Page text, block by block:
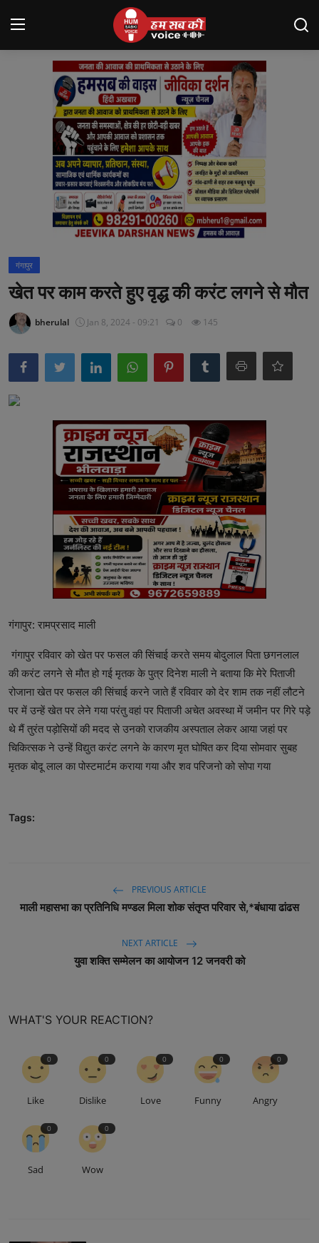
Login Register
About us
शाहपुरा
सरवाड़
राजस्थान
गंगापुर
खेत पर काम करते हुए वृद्ध की करंट लगने से मौत
bherulal Jan 8, 2024 - 09:21 0 145
गंगापुर: रामप्रसाद माली
गंगापुर रविवार को खेत पर फसल की सिंचाई करते समय बोदुलाल पिता छगनलाल
की करंट लगने से मौत हो गई मृतक के पुत्र दिनेश माली ने बताया कि मेरे पिताजी
रोजाना खेत पर फसल की सिंचाई करने जाते हैं रविवार को देर शाम तक नहीं लौटने
पर में उन्हें खेत पर लेने गया परंतु वहां पर पिताजी अचेत अवस्था में जमीन पर गिरे पड़े
थे मैं तुरंत पड़ोसियों की मदद से उनको राजकीय अस्पताल लेकर आया जहां पर
चिकित्सक ने उन्हें विद्युत करंट लगने के कारण मृत घोषित कर दिया सोमवार सुबह
मृतक बोदू लाल का पोस्टमार्टम कराया गया और शव परिजनो को सोपा गया
Tags:
PREVIOUS ARTICLE
माली महासभा का प्रतिनिधि मण्डल मिला शोक संतृप्त परिवार से,*बंधाया ढांढस
NEXT ARTICLE
युवा शक्ति सम्मेलन का आयोजन 12 जनवरी को
WHAT'S YOUR REACTION?
0
Like
0
Dislike
0
Love
0
Funny
0
Angry
0
Sad
0
Wow